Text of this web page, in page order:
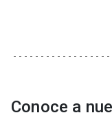
Conoce a